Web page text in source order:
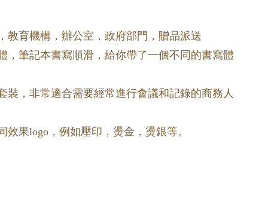
教育機構，辦公室，政府部門，贈品派送
，筆記本書寫順滑，給你帶了一個不同的書寫體
裝，非常適合需要經常進行會議和記錄的商務人
效果logo，例如壓印，燙金，燙銀等。